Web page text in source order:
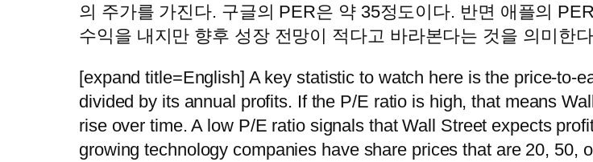
의 주가를 가진다. 구글의 PER은 약 35정도이다. 반면 애플의
수익을 내지만 향후 성장 전망이 적다고 바라본다는 것을 의미한
[expand title=English] A key statistic to watch here is the price-to-
divided by its annual profits. If the P/E ratio is high, that means
rise over time. A low P/E ratio signals that Wall Street expects
growing technology companies have share prices that are 20, 50,